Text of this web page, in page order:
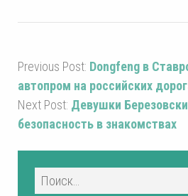
Previous Post: Dongfeng в
автопром на российских
Next Post: Девушки
безопасность в знакомствах